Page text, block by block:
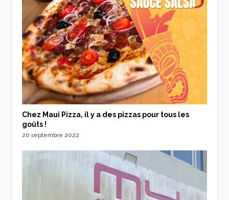
Chez Maui Pizza, il y a des pizzas pour tous les
goûts !
20 septembre 2022